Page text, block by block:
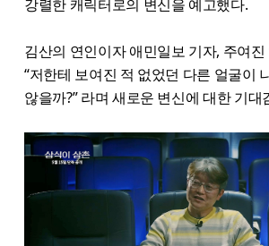
강렬한 캐릭터로의 변신을 예고했다.
김산의 연인이자 애민일보 기자, 주여
“저한테 보여진 적 없었던 다른 얼굴이
않을까?” 라며 새로운 변신에 대한 기대